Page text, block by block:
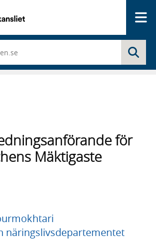
för
Mäktigaste
näringslivsdepartementet